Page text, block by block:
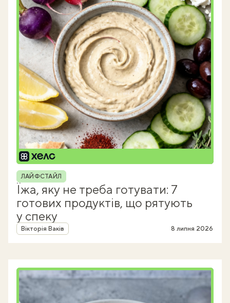
Рубрика
ЛАЙФСТАЙЛ
Їжа, яку не треба готувати: 7
готових продуктів, що рятують
у спеку
Автор
Вікторія Ваків 8 липня 2026